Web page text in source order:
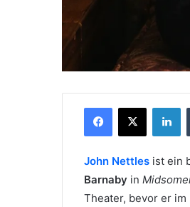
Facebook
X
John Nettles ist ein
Barnaby in
Theater, bevor er